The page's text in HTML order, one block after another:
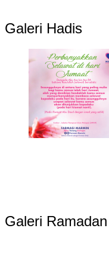
Galeri Hadis
Galeri Ramadan